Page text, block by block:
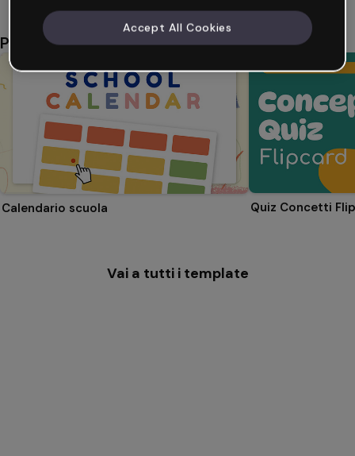
Potrebbe piacerti anche
Calendario scuola Quiz Concetti
Vai a tutti i template
Accept All Cookies